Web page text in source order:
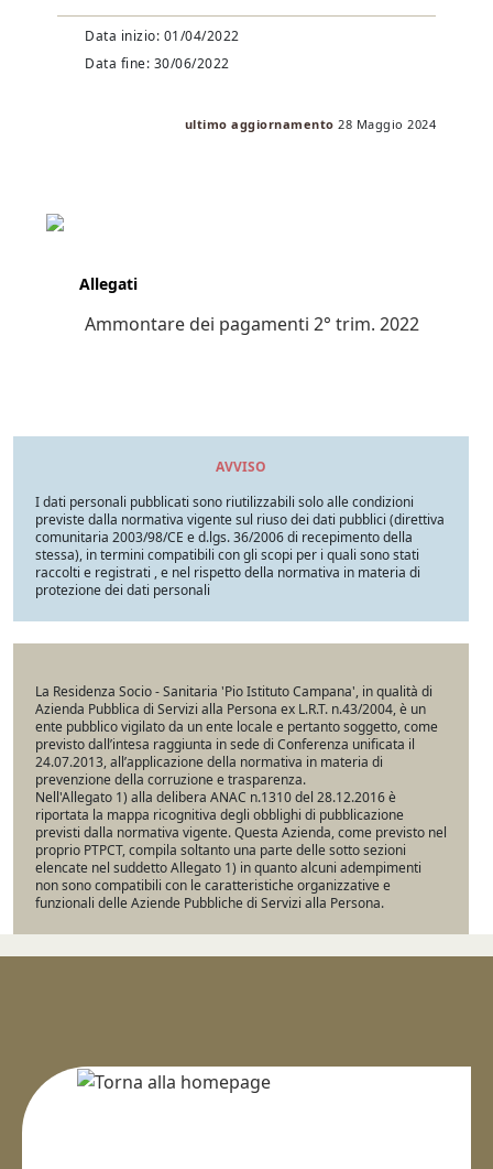
Data inizio: 01/04/2022
Data fine: 30/06/2022
ultimo aggiornamento 28 Maggio 2024
Allegati
Ammontare dei pagamenti 2° trim. 2022
AVVISO
I dati personali pubblicati sono riutilizzabili solo alle condizioni
previste dalla normativa vigente sul riuso dei dati pubblici (direttiva
comunitaria 2003/98/CE e d.lgs. 36/2006 di recepimento della
stessa), in termini compatibili con gli scopi per i quali sono stati
raccolti e registrati , e nel rispetto della normativa in materia di
protezione dei dati personali
La Residenza Socio - Sanitaria 'Pio Istituto Campana', in qualità di
Azienda Pubblica di Servizi alla Persona ex L.R.T. n.43/2004, è un
ente pubblico vigilato da un ente locale e pertanto soggetto, come
previsto dall’intesa raggiunta in sede di Conferenza unificata il
24.07.2013, all’applicazione della normativa in materia di
prevenzione della corruzione e trasparenza.
Nell'Allegato 1) alla delibera ANAC n.1310 del 28.12.2016 è
riportata la mappa ricognitiva degli obblighi di pubblicazione
previsti dalla normativa vigente. Questa Azienda, come previsto nel
proprio PTPCT, compila soltanto una parte delle sotto sezioni
elencate nel suddetto Allegato 1) in quanto alcuni adempimenti
non sono compatibili con le caratteristiche organizzative e
funzionali delle Aziende Pubbliche di Servizi alla Persona.